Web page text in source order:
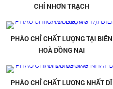
CHỈ NHƠN TRẠCH
PHÀO CHỈ CHẤT LƯỢNG TẠI BIÊN
HOÀ ĐỒNG NAI
PHÀO CHỈ CHẤT LƯƠNG NHẤT DĨ